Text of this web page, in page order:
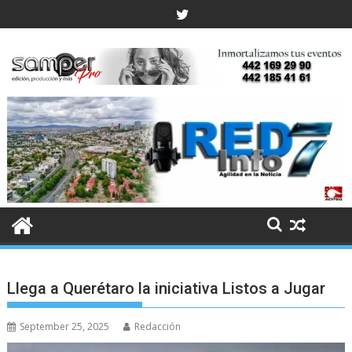
to
Llega a Querétaro la iniciativa Listos a Jugar
September 25, 2025 Redacción